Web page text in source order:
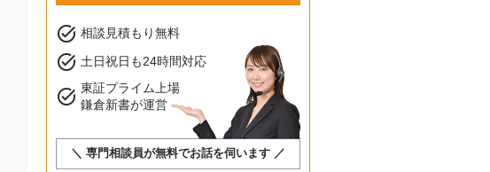
task_alt 相談見積もり無料
task_alt 土日祝日も24時間対応
task_alt 東証プライム上場
鎌倉新書が運営
＼ 専門相談員が無料でお話を伺います ／